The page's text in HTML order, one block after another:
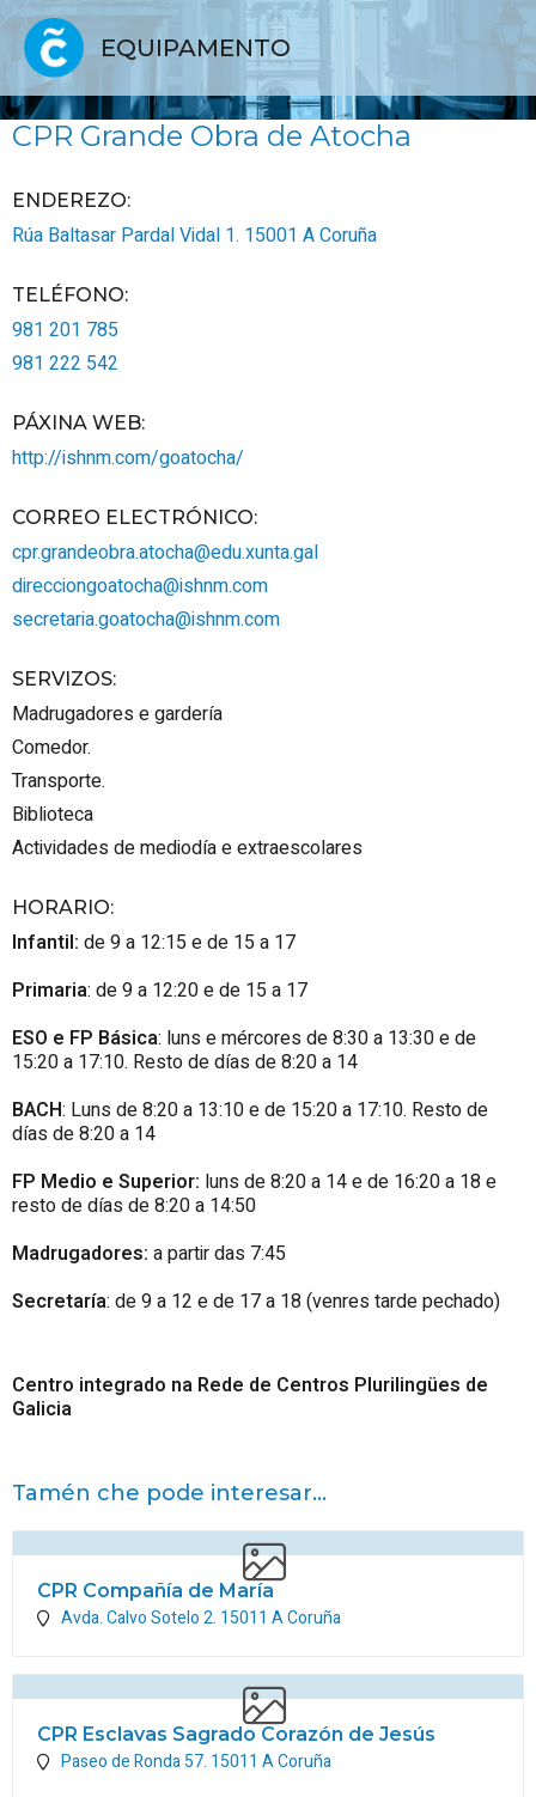
EQUIPAMENTO
CPR Grande Obra de Atocha
ENDEREZO:
Rúa Baltasar Pardal Vidal 1. 15001 A Coruña
TELÉFONO:
981 201 785
981 222 542
PÁXINA WEB:
http://ishnm.com/goatocha/
CORREO ELECTRÓNICO:
cpr.grandeobra.atocha@edu.xunta.gal
direcciongoatocha@ishnm.com
secretaria.goatocha@ishnm.com
SERVIZOS:
Madrugadores e gardería
Comedor.
Transporte.
Biblioteca
Actividades de mediodía e extraescolares
HORARIO:
Infantil: de 9 a 12:15 e de 15 a 17
Primaria: de 9 a 12:20 e de 15 a 17
ESO e FP Básica: luns e mércores de 8:30 a 13:30 e de
15:20 a 17:10. Resto de días de 8:20 a 14
BACH: Luns de 8:20 a 13:10 e de 15:20 a 17:10. Resto de
días de 8:20 a 14
FP Medio e Superior: luns de 8:20 a 14 e de 16:20 a 18 e
resto de días de 8:20 a 14:50
Madrugadores: a partir das 7:45
Secretaría: de 9 a 12 e de 17 a 18 (venres tarde pechado)
Centro integrado na Rede de Centros Plurilingües de
Galicia
Tamén che pode interesar...
CPR Compañía de María
Avda. Calvo Sotelo 2. 15011 A Coruña
CPR Esclavas Sagrado Corazón de Jesús
Paseo de Ronda 57. 15011 A Coruña